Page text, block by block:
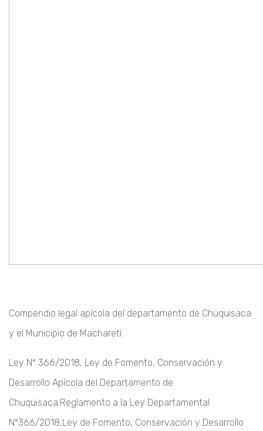
Compendio legal apícola del departamento de Chuquisaca
y el Municipio de Macharetí.
Ley Nº 366/2018, Ley de Fomento, Conservación y
Desarrollo Apícola del Departamento de
Chuquisaca.Reglamento a la Ley Departamental
Nº366/2018,Ley de Fomento, Conservación y Desarrollo